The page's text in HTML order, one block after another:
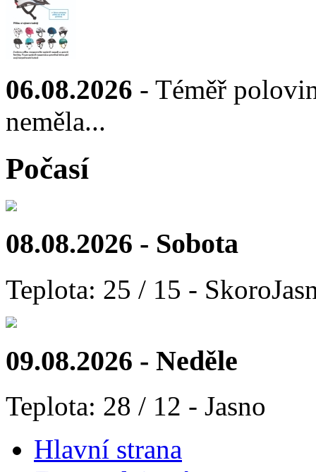
06.08.2026 - Téměř
neměla...
Počasí
08.08.2026 - Sobota
Teplota: 25 / 15 -
09.08.2026 - Neděle
Teplota: 28 / 12 - Jasno
Hlavní strana